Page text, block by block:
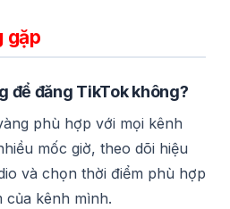
gặp
để đăng TikTok không?
phù hợp với mọi kênh
mốc giờ, theo dõi hiệu
và chọn thời điểm phù hợp
của kênh mình.